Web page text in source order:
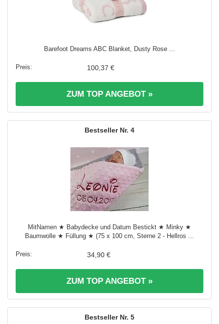
Barefoot Dreams ABC Blanket, Dusty Rose ...
100,37 €
ZUM TOP ANGEBOT »
4
MitNamen ★ Babydecke und Datum Bestickt ★ Minky ★
Baumwolle ★ Füllung ★ (75 x 100 cm, Sterne 2 - Hellros ...
34,90 €
ZUM TOP ANGEBOT »
5